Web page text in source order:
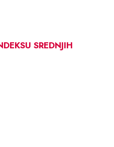
SREDNJIH